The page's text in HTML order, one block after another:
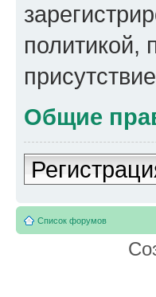
политикой,
Общие
Список форумов